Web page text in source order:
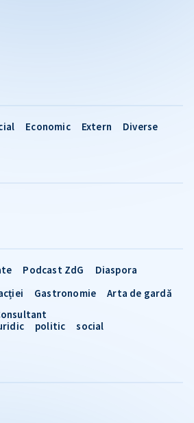
Economic Extern Diverse
Podcast ZdG
Diaspora
Gastronomie
Arta de gardă
politic social